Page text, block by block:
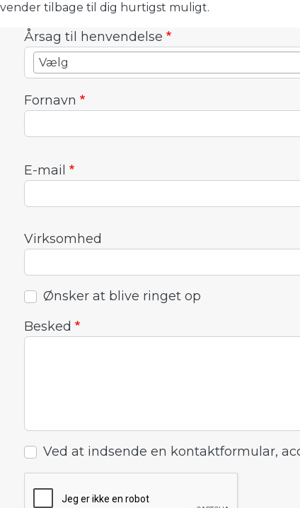
vender tilbage til dig hurtigst muligt.
Årsag til henvendelse
Vælg
Fornavn
E-mail
Virksomhed
Ønsker at blive ringet op
Besked
Ved at indsende en kontaktformular,